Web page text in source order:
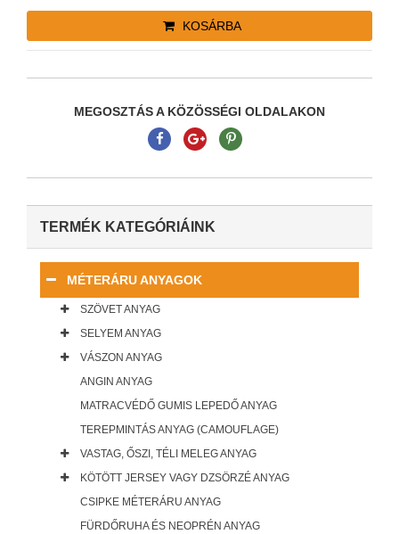
KOSÁRBA
MEGOSZTÁS A KÖZÖSSÉGI OLDALAKON
TERMÉK KATEGÓRIÁINK
MÉTERÁRU ANYAGOK
SZÖVET ANYAG
SELYEM ANYAG
VÁSZON ANYAG
ANGIN ANYAG
MATRACVÉDŐ GUMIS LEPEDŐ ANYAG
TEREPMINTÁS ANYAG (CAMOUFLAGE)
VASTAG, ŐSZI, TÉLI MELEG ANYAG
KÖTÖTT JERSEY VAGY DZSÖRZÉ ANYAG
CSIPKE MÉTERÁRU ANYAG
FÜRDŐRUHA ÉS NEOPRÉN ANYAG